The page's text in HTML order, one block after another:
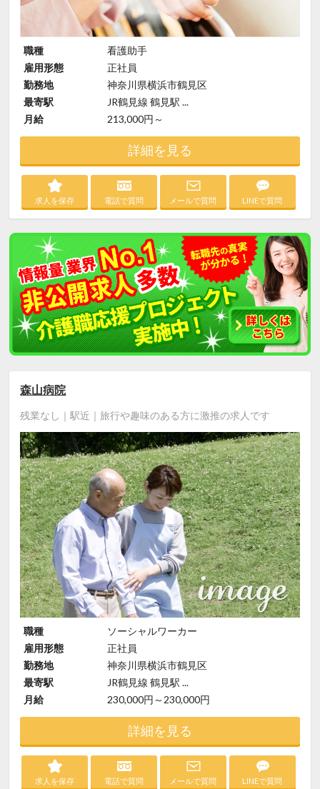
職種
看護助手
雇用形態
正社員
勤務地
神奈川県横浜市鶴見区
最寄駅
JR鶴見線 鶴見駅 ...
月給
213,000円～
詳細を見る
求人を保存 電話で質問 メールで質問 LINEで質問
森山病院
残業なし｜駅近｜旅行や趣味のある方に激推の求人です
職種
ソーシャルワーカー
雇用形態
正社員
勤務地
神奈川県横浜市鶴見区
最寄駅
JR鶴見線 鶴見駅 ...
月給
230,000円～230,000円
詳細を見る
求人を保存 電話で質問 メールで質問 LINEで質問